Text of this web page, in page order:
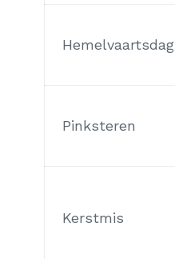
Hemelvaartsdag
Pinksteren
Kerstmis